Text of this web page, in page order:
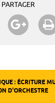
PARTAGER
Facebook
Partager sur
: ÉCRITURE
D'ORCHESTRE